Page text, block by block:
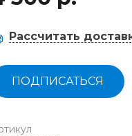
Рассчитать
ПОДПИСАТЬСЯ